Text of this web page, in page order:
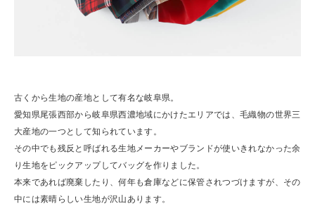
古くから生地の産地として有名な岐阜県。
愛知県尾張西部から岐阜県西濃地域にかけたエリアでは、毛織物の世界三
大産地の一つとして知られています。
その中でも残反と呼ばれる生地メーカーやブランドが使いきれなかった余
り生地をピックアップしてバッグを作りました。
本来であれば廃棄したり、何年も倉庫などに保管されつづけますが、その
中には素晴らしい生地が沢山あります。